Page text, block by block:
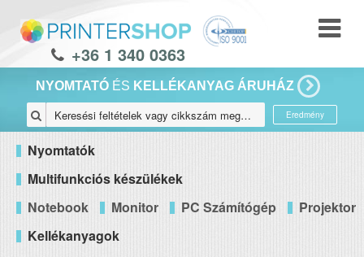
+36 1 340 0363
NYOMTATÓ ÉS KELLÉKANYAG ÁRUHÁZ
Eredmény
Nyomtatók
Multifunkciós készülékek
Notebook
Monitor PC Számítógép
Projektor
Kellékanyagok